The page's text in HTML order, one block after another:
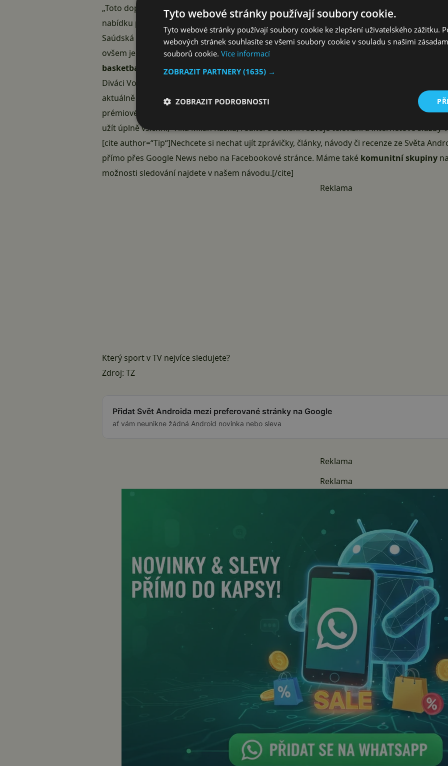
„Toto doplnění pro Vodafone TV v praxi znamená, že už pokryje kompletní fotbalovou Ligu
nabídku přenosů z Evropy, ať už je to německá
Bundesliga , italskáSerie A
Saúdská liga s Cristianem Ronaldem,“ vyjmenovává společnost nové možnosti konkrétně
ovšem jen o fotbal, ale třeba i o to nejlepší ze světa smíšených bojových umění MMA, tedy
basketbalové Euroligynebo nejslavnější liga
Diváci Vodafone TV dostanou díky novým kanálům k dispozici stovky hodin sportovní
aktuálně si kvůli tomu nemusí nic dokupovat. „Pro všechny naše zákazníky, a to i ty s
prémiové stanice Premier Sport 1 a Premier Sport 2
. Špičkovou
užít úplně všichni,“ říká Milan Raška, ředitel oddělení rozvoje televizní a internetové služby
[cite author=“Tip“]Nechcete si nechat ujít zprávičky, články, návody či recenze ze Světa
přímo přes Google News nebo na Facebookové stránce. Máme také komunitní skupiny
možnosti sledování najdete v našem návodu.[/cite]
Reklama
Který sport v TV nejvíce sledujete?
Zdroj: TZ
Přidat Svět Androida mezi preferované stránky na Google
ať vám neunikne žádná Android novinka nebo sleva
Reklama
Reklama
Tyto webové stránky používají soubory cookie.
Tyto webové stránky používají soubory cookie ke zlepšení uživatelského zážitku.
webových stránek souhlasíte se všemi soubory cookie v souladu s našimi
souborů cookie. Více informací
ZOBRAZIT PARTNERY(1635) →
ZOBRAZIT PODROBNOSTI